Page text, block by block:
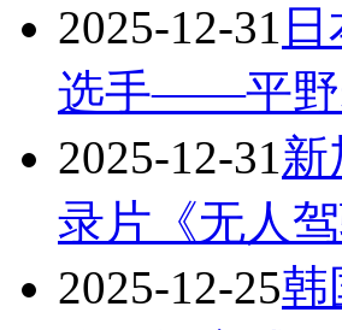
2025-12-31
选手——平野
2025-12-31新
录片《无人
2025-12-25韩